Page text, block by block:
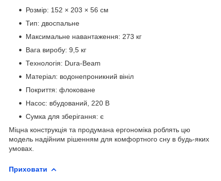
Розмір: 152 × 203 × 56 см
Тип: двоспальне
Максимальне навантаження: 273 кг
Вага виробу: 9,5 кг
Технологія: Dura-Beam
Матеріал: водонепроникний вініл
Покриття: флоковане
Насос: вбудований, 220 В
Сумка для зберігання: є
Міцна конструкція та продумана ергономіка роблять цю
модель надійним рішенням для комфортного сну в будь-яких
умовах.
Приховати